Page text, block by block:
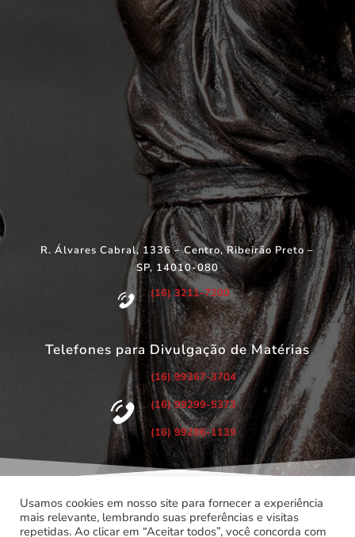
R. Álvares Cabral, 1336 – Centro, Ribeirão Preto –
SP, 14010-080
(16) 3211-7200
Telefones para Divulgação de Matérias
(16) 99267-3704
(16) 99299-5373
(16) 99286-1139
Usamos cookies em nosso site para fornecer a experiência
mais relevante, lembrando suas preferências e visitas
repetidas. Ao clicar em “Aceitar todos”, você concorda com